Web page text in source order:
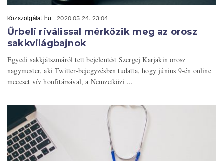
Közszolgálat.hu 2020.05.24. 23:04
Űrbeli riválissal mérkőzik meg az orosz
sakkvilágbajnok
Egyedi sakkjátszmáról tett bejelentést Szergej Karjakin orosz
nagymester, aki Twitter-bejegyzésben tudatta, hogy június 9-én online
meccset vív honfitársával, a Nemzetközi ...